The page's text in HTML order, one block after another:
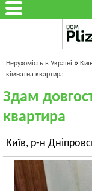
Нерухомість в Україні »
кімнатна квартира
Здам
квартира
Київ, р-н